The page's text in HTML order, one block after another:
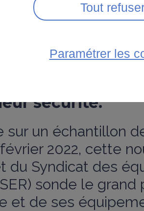
menée
des
montre une
du grand
de ces
sécurité.
sur un échantillon
2022, cette
du Syndicat des
sonde le grand
et de ses
Tout
Paramétrer les